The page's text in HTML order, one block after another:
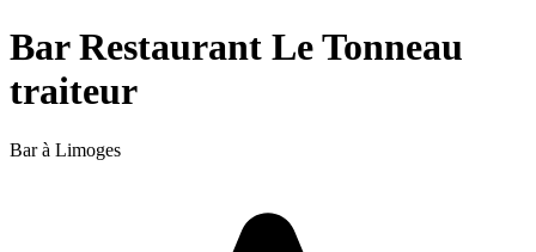
Bar Restaurant Le Tonneau
traiteur
Bar à Limoges